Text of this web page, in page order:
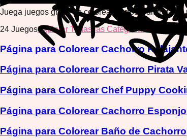
Juega juegos gratis de colorear perros y disfruta
24 JuegosExplorar Todas las Categorías →
Página para Colorear Cachorro
Página para Colorear Cachorro Pirata
Página para Colorear Chef Puppy
Página para Colorear Cachorro
Página para Colorear Baño de Cachorro